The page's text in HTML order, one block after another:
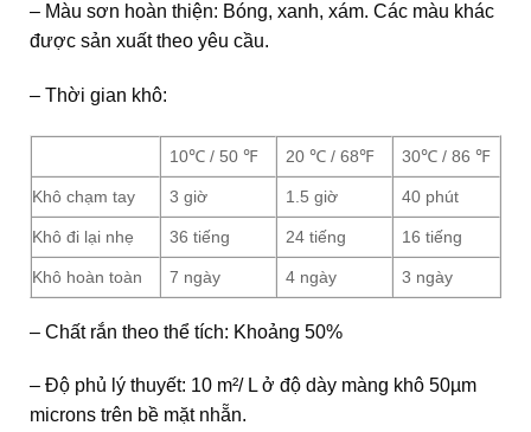
– Màu sơn hoàn thiện: Bóng, xanh, xám. Các màu khác
được sản xuất theo yêu cầu.
– Thời gian khô:
10℃ / 50 ℉ 20 ℃ / 68℉ 30℃ / 86 ℉
Khô chạm tay 3 giờ 1.5 giờ 40 phút
Khô đi lại nhẹ 36 tiếng 24 tiếng 16 tiếng
Khô hoàn toàn 7 ngày 4 ngày 3 ngày
– Chất rắn theo thể tích: Khoảng 50%
– Độ phủ lý thuyết: 10 m²/ L ở độ dày màng khô 50µm
microns trên bề mặt nhẵn.